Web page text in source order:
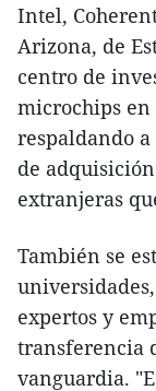
Intel,
Arizona, de
centro de
microchips en
respaldando a
de
extranjeras
También se
expertos y
transferencia
vanguardia.